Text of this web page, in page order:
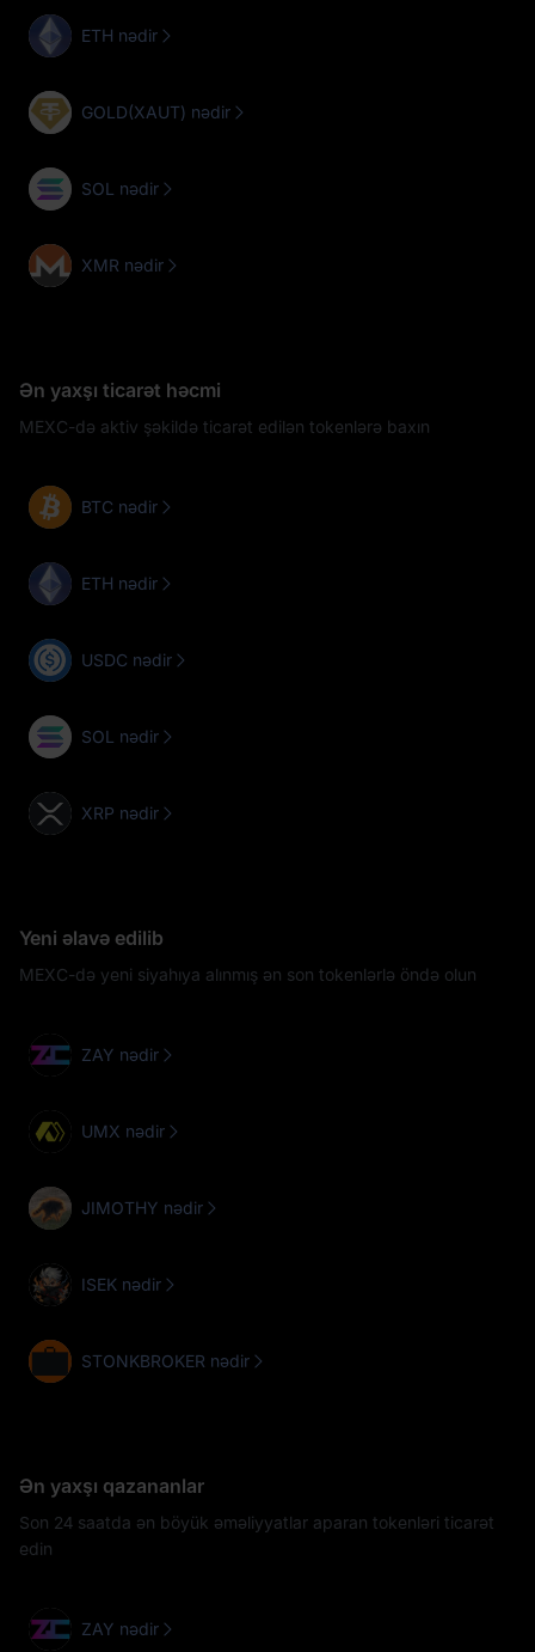
ETH nədir
GOLD(XAUT) nədir
SOL nədir
XMR nədir
Ən yaxşı ticarət həcmi
MEXC-də aktiv şəkildə ticarət edilən tokenlərə baxın
BTC nədir
ETH nədir
USDC nədir
SOL nədir
XRP nədir
Yeni əlavə edilib
MEXC-də yeni siyahıya alınmış ən son tokenlərlə öndə olun
ZAY nədir
UMX nədir
JIMOTHY nədir
ISEK nədir
STONKBROKER nədir
Ən yaxşı qazananlar
Son 24 saatda ən böyük əməliyyatlar aparan tokenləri ticarət
edin
ZAY nədir